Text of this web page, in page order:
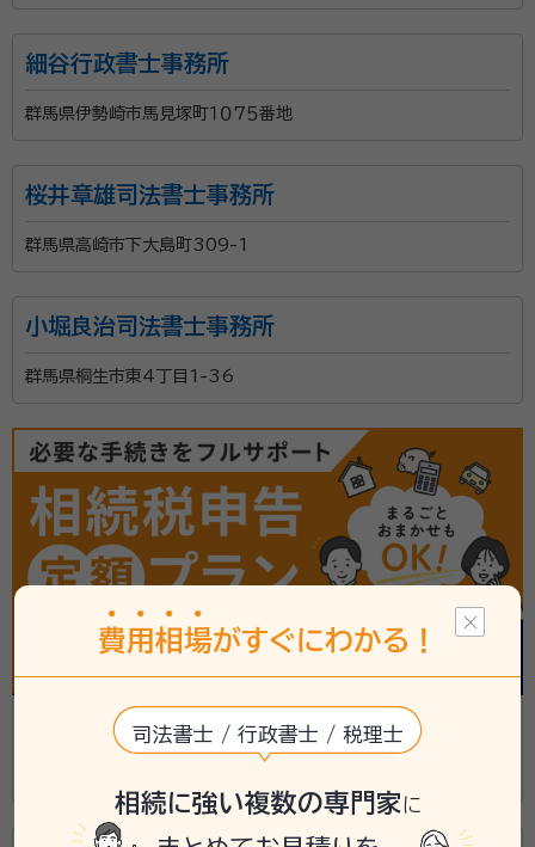
細谷行政書士事務所
群馬県伊勢崎市馬見塚町１０７５番地
桜井章雄司法書士事務所
群馬県高崎市下大島町309-1
小堀良治司法書士事務所
群馬県桐生市東4丁目1-36
池末Ｒｙｏｍｏ司法書士法人(桐生市)
費用 相場がすぐにわかる！
司法書士 / 行政書士 / 税理士
相続に強い複数の専門家に